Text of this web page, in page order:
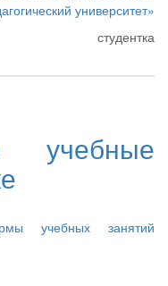
университет»
студентка
учебные
учебных занятий